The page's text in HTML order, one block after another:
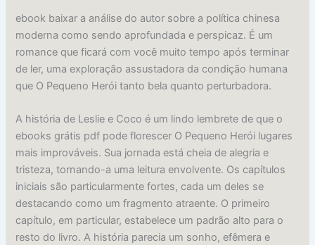
ebook baixar a análise do autor sobre a política chinesa
moderna como sendo aprofundada e perspicaz. É um
romance que ficará com você muito tempo após terminar
de ler, uma exploração assustadora da condição humana
que O Pequeno Herói tanto bela quanto perturbadora.
A história de Leslie e Coco é um lindo lembrete de que o
ebooks grátis pdf pode florescer O Pequeno Herói lugares
mais improváveis. Sua jornada está cheia de alegria e
tristeza, tornando-a uma leitura envolvente. Os capítulos
iniciais são particularmente fortes, cada um deles se
destacando como um fragmento atraente. O primeiro
capítulo, em particular, estabelece um padrão alto para o
resto do livro. A história parecia um sonho, efêmera e